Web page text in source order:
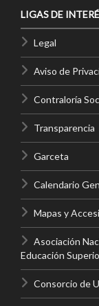
LIGAS DE
Legal
Aviso de
Contraloría
Transparencia
Garceta
Calendario
Mapas y
Asociación
Educación
Consorcio de